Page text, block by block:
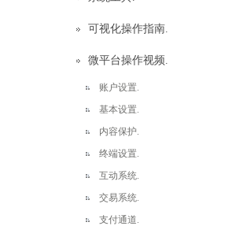
可视化操作指南.
微平台操作视频.
账户设置.
基本设置.
内容保护.
终端设置.
互动系统.
交易系统.
支付通道.